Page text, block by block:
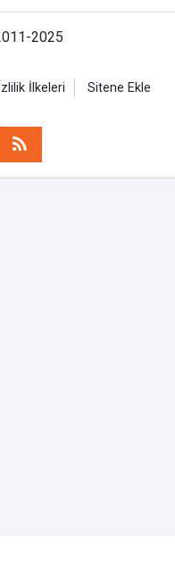
2025
İlkeleri Sitene Ekle